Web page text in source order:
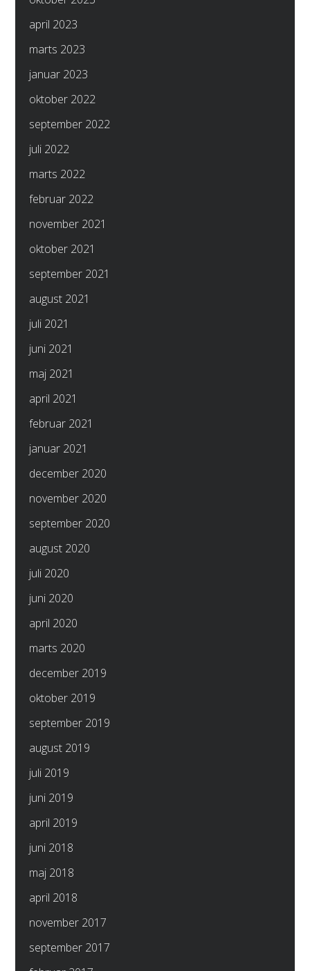
april 2023
marts 2023
januar 2023
oktober 2022
september 2022
juli 2022
marts 2022
februar 2022
november 2021
oktober 2021
september 2021
august 2021
juli 2021
juni 2021
maj 2021
april 2021
februar 2021
januar 2021
december 2020
november 2020
september 2020
august 2020
juli 2020
juni 2020
april 2020
marts 2020
december 2019
oktober 2019
september 2019
august 2019
juli 2019
juni 2019
april 2019
juni 2018
maj 2018
april 2018
november 2017
september 2017